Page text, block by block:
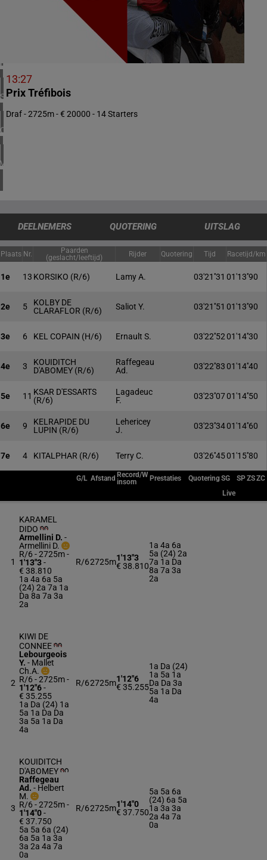
VERENIGD KONINKRIJK
IERLAND
1 meeting(s)
SPANJE
1 meeting(s)
CHILI
1 meeting(s)
VERENIGDE STATEN
4 meeting(s)
13:27
Prix Tréfibois
Draf - 2725m - € 20000 - 14 Starters
DEELNEMERS QUOTERING UITSLAG
Plaats Nr.
Paarden
(geslacht/leeftijd)
Rijder Quotering Tijd Racetijd/km
1e 13 KORSIKO (R/6) Lamy A. 03'21''31 01'13''90
2e 5
KOLBY DE
CLARAFLOR (R/6) Saliot Y. 03'21''51 01'13''90
3e 6 KEL COPAIN (H/6) Ernault S. 03'22''5201'14''30
4e 3
KOUIDITCH
D'ABOMEY (R/6)
Raffegeau
Ad.
03'22''8301'14''40
5e 11 KSAR D'ESSARTS
(R/6)
Lagadeuc
F.
03'23''0701'14''50
6e 9
KELRAPIDE DU
LUPIN (R/6)
Lehericey
J.
03'23''3401'14''60
7e 4 KITALPHAR (R/6) Terry C. 03'26''4501'15''80
G/L Afstand Record/W
insom
Prestaties QuoteringSG SPZSZC
Live
1
KARAMEL
DIDO
Armellini D. -
Armellini D.
R/6 - 2725m-
1'13"3-
€ 38.810
1a 4a 6a 5a
(24) 2a 7a 1a
Da 8a 7a 3a
2a
R/62725m1'13"3
€ 38.810
1a 4a 6a
5a (24) 2a
7a 1a Da
8a 7a 3a
2a
2
KIWI DE
CONNEE
Lebourgeois
Y. - Mallet
Ch.A.
R/6 - 2725m-
1'12"6-
€ 35.255
1a Da (24) 1a
5a 1a Da Da
3a 5a 1a Da
4a
R/62725m1'12"6
€ 35.255
1a Da (24)
1a 5a 1a
Da Da 3a
5a 1a Da
4a
3
KOUIDITCH
D'ABOMEY
Raffegeau
Ad. - Helbert
M.
R/6 - 2725m-
1'14"0-
€ 37.750
5a 5a 6a (24)
6a 5a 1a 3a
3a 2a 4a 7a
0a
R/62725m1'14"0
€ 37.750
5a 5a 6a
(24) 6a 5a
1a 3a 3a
2a 4a 7a
0a